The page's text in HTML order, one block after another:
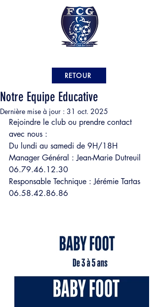
RETOUR
Notre Equipe Educative
Dernière mise à jour : 31 oct. 2025
Rejoindre le club ou prendre contact
avec nous :
Du lundi au samedi de 9H/18H
Manager Général : Jean-Marie Dutreuil
06.79.46.12.30
Responsable Technique : Jérémie Tartas
06.58.42.86.86